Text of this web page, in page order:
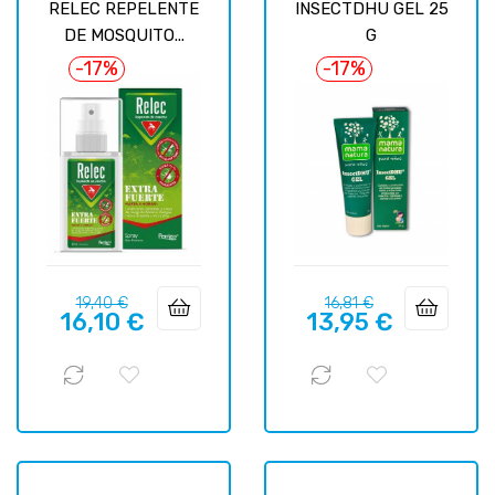
RELEC REPELENTE
DE MOSQUITO...
-17%
Базовая
цена
19,40 €Цена
16,10 €
INSECTDHU GEL 25
G
-17%
Базовая
цена
16,81 €Цена
13,95 €